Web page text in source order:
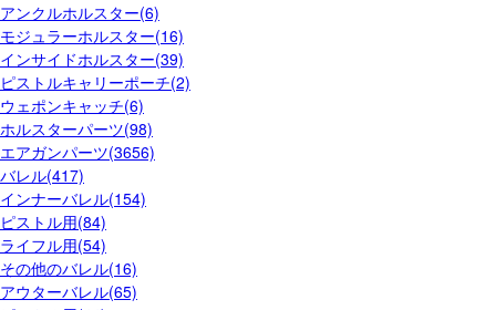
アンクルホルスター(6)
モジュラーホルスター(16)
インサイドホルスター(39)
ピストルキャリーポーチ(2)
ウェポンキャッチ(6)
ホルスターパーツ(98)
エアガンパーツ(3656)
バレル(417)
インナーバレル(154)
ピストル用(84)
ライフル用(54)
その他のバレル(16)
アウターバレル(65)